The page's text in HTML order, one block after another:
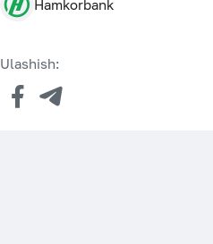
Hamkorbank
Ulashish: